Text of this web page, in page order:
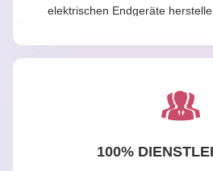
elektrischen Endgeräte
100%